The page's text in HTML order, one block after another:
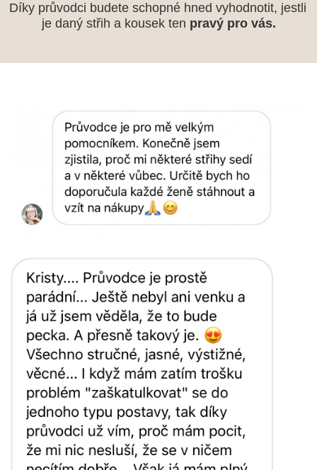
Díky průvodci budete schopné hned vyhodnotit, jestli
je daný střih a kousek ten pravý pro vás.